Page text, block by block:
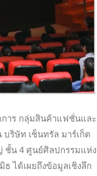
การ กลุ่มสินค้าแฟชั่นและ
ริษัท เซ็นทรัล มาร์เก็ต
น 4 ศูนย์ศิลปกรรมแห่ง
ได้เผยถึงข้อมูลเชิงลึก